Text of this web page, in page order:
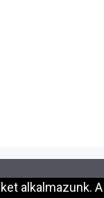
alkalmazunk.